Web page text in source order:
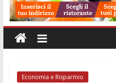
Notizie di Padova alle ore 21:
gasolio e IA nei Comuni
Orto Botanico Padova: visite ed
Economia e Risparmio